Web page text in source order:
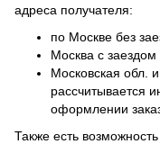
адреса получателя:
по Москве без
Москва с
Московская обл.
рассчитывается
оформлении
Также есть